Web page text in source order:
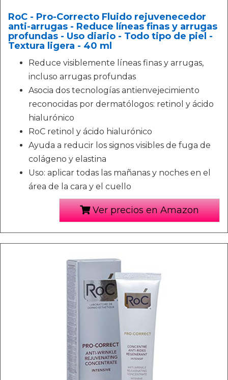
RoC - Pro-Correcto Fluido rejuvenecedor
anti-arrugas - Reduce líneas finas y arrugas
profundas - Uso diario - Todo tipo de piel -
Textura ligera - 40 ml
Reduce visiblemente líneas finas y arrugas,
incluso arrugas profundas
Asocia dos tecnologías antienvejecimiento
reconocidas por dermatólogos: retinol y ácido
hialurónico
RoC retinol y ácido hialurónico
Ayuda a reducir los signos visibles de fuga de
colágeno y elastina
Uso: aplicar todas las mañanas y noches en el
área de la cara y el cuello
Ver precios en Amazon